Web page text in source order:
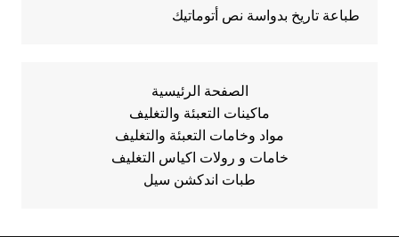
طباعة تاريخ بدواسة نص أتوماتيك
الصفحة الرئيسية
ماكينات التعبئة والتغليف
مواد وخامات التعبئة والتغليف
خامات و رولات اكياس التغليف
طبات اندكشن سيل